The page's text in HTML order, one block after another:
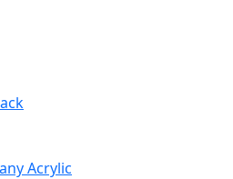
Acrylic